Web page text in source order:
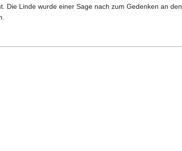
Die Linde wurde einer Sage nach zum Gedenken an den